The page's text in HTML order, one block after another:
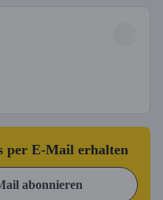
per E-Mail erhalten
abonnieren